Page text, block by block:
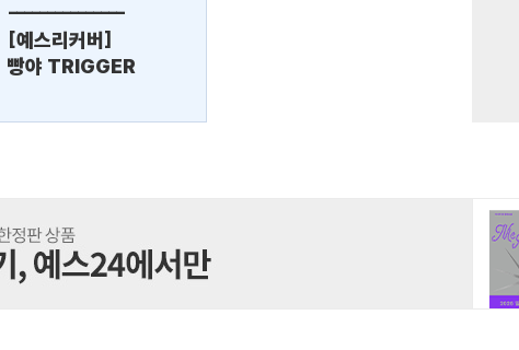
---------------
[예스리커버]
빵야 TRIGGER